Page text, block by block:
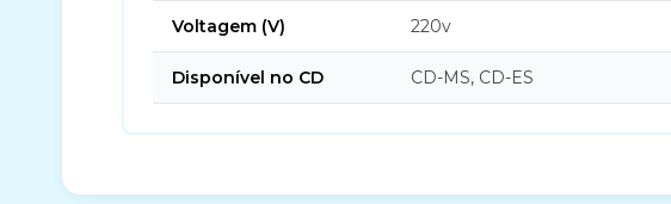
Voltagem (V) 220v
Disponível no CD CD-MS, CD-ES